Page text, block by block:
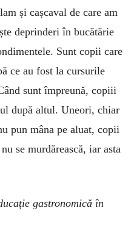
și cașcaval de care am
deprinderi în bucătărie
Sunt copii care
ce au fost la cursurile
sunt împreună, copiii
după altul. Une­ori, chiar
pun mâna pe aluat, copii
se murdărească, iar asta
gastronomică în